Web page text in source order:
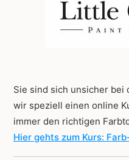
Sie sind sich unsicher bei
wir speziell einen online
immer den richtigen
Hier gehts zum Kurs: